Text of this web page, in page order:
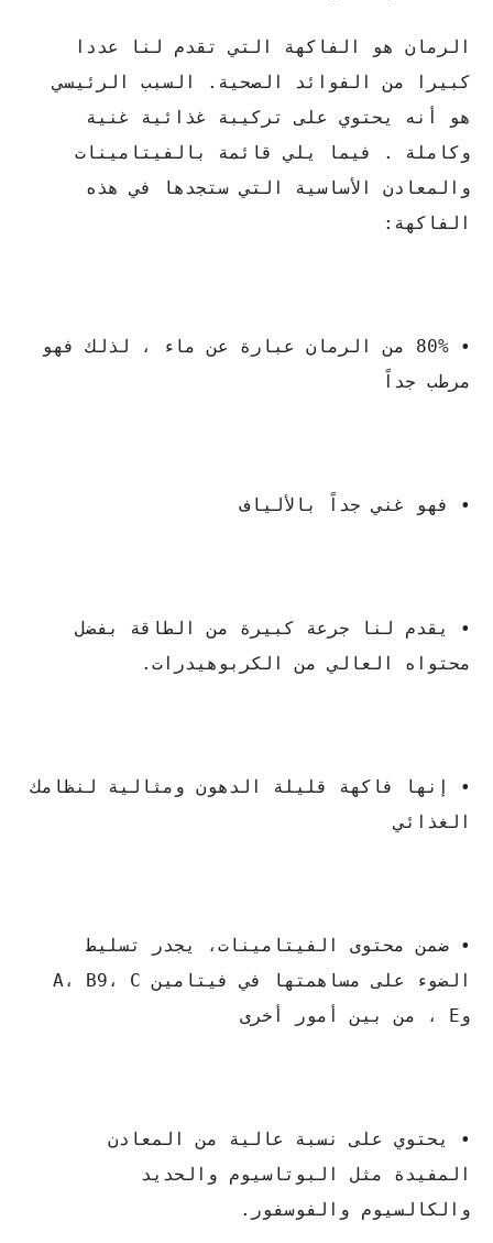
الرمان هو الفاكهة التي تقدم لنا عددا
كبيرا من الفوائد الصحية. السبب الرئيسي
هو أنه يحتوي على تركيبة غذائية غنية
وكاملة . فيما يلي قائمة بالفيتامينات
والمعادن الأساسية التي ستجدها في هذه
الفاكهة:
• 80% من الرمان عبارة عن ماء ، لذلك فهو
مرطب جداً
• فهو غني جداً بالألياف
• يقدم لنا جرعة كبيرة من الطاقة بفضل
محتواه العالي من الكربوهيدرات.
• إنها فاكهة قليلة الدهون ومثالية لنظامك
الغذائي
• ضمن محتوى الفيتامينات، يجدر تسليط
الضوء على مساهمتها في فيتامين A، B9، C
وE ، من بين أمور أخرى
• يحتوي على نسبة عالية من المعادن
المفيدة مثل البوتاسيوم والحديد
والكالسيوم والفوسفور.